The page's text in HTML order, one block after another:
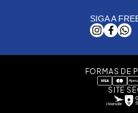
SIGA A
FORMAS DE
SITE